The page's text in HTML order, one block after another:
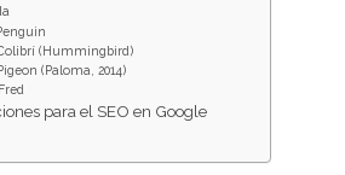
(Hummingbird)
(Paloma, 2014)
Fred
para el SEO en Google